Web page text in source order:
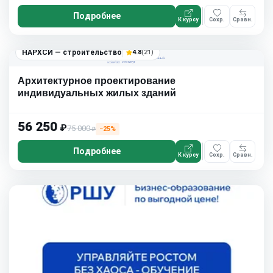
Подробнее К курсу Сохр. Сравн.
НАРХСИ — строительство 4.8(21)
Архитектурное проектирование
индивидуальных жилых зданий
56 250 ₽75 000₽ −25%
Подробнее К курсу Сохр. Сравн.